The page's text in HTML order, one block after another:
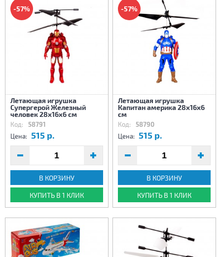
-57%
Летающая игрушка
Супергерой Железный
человек 28х16х6 см
Код: 58791
Цена: 515 р.
В КОРЗИНУ
КУПИТЬ В 1 КЛИК
-57%
Летающая игрушка
Капитан америка 28х16х6
см
Код: 58790
Цена: 515 р.
В КОРЗИНУ
КУПИТЬ В 1 КЛИК